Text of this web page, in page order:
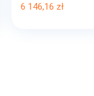
6 146,16 zł